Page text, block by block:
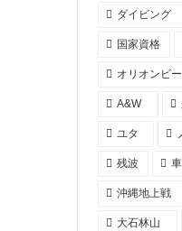
ダイビング
国家資格
オリオンビ
A&W
ユタ
残波
沖縄地上戦
大石林山